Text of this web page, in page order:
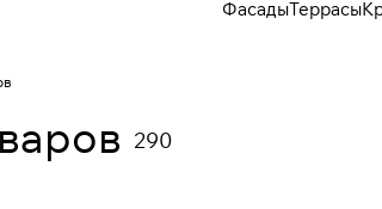
ФасадыТеррасы
290